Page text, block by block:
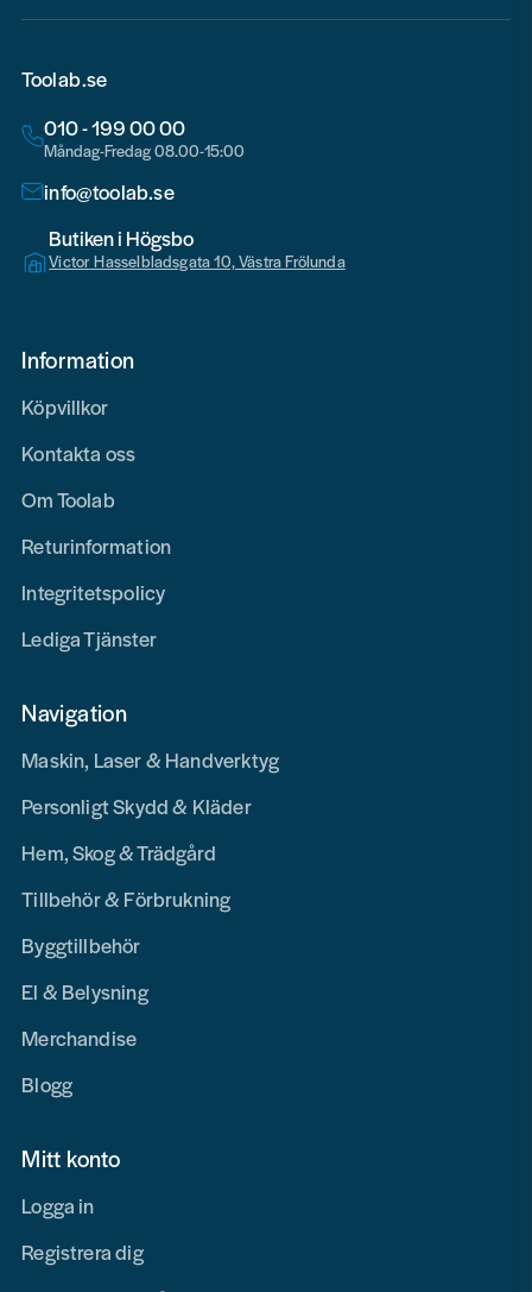
Toolab.se
010 - 199 00 00
Måndag-Fredag 08.00-15:00
info@toolab.se
Butiken i Högsbo
Victor Hasselbladsgata 10, Västra Frölunda
Information
Köpvillkor
Kontakta oss
Om Toolab
Returinformation
Integritetspolicy
Lediga Tjänster
Navigation
Maskin, Laser & Handverktyg
Personligt Skydd & Kläder
Hem, Skog & Trädgård
Tillbehör & Förbrukning
Byggtillbehör
El & Belysning
Merchandise
Blogg
Mitt konto
Logga in
Registrera dig